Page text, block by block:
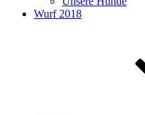
Wurf 2018